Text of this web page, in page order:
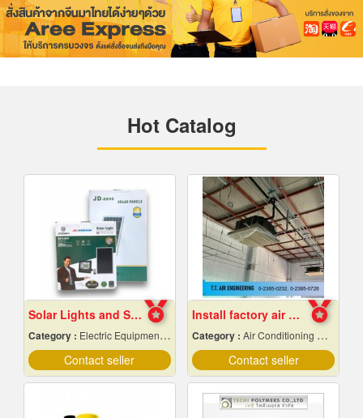
Hot Catalog
Solar Lights and Solar Energy Equipment in Pattaya, Chonburi
Category : Electric Equipment & Supplies-Wholesale & Manufacturers
Contact seller
Install factory air conditioning system
Category : Air Conditioning Contractors
Contact seller